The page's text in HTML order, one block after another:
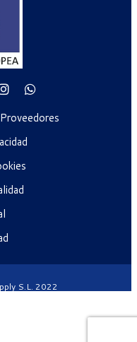
S.L. 2022